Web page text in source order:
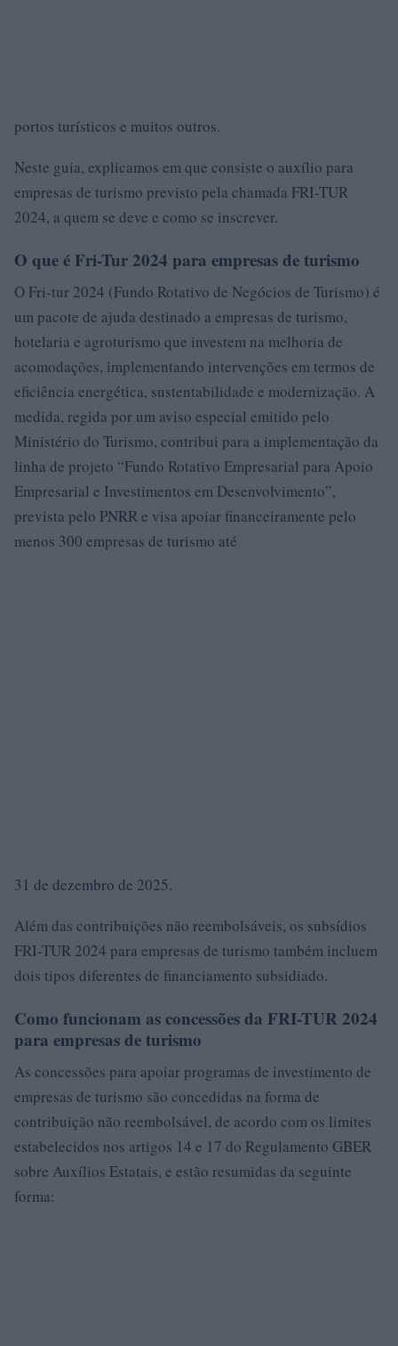
portos turísticos e muitos outros.
Neste guia, explicamos em que consiste o auxílio para
empresas de turismo previsto pela chamada FRI-TUR
2024, a quem se deve e como se inscrever.
O que é Fri-Tur 2024 para empresas de turismo
O Fri-tur 2024 (Fundo Rotativo de Negócios de Turismo) é
um pacote de ajuda destinado a empresas de turismo,
hotelaria e agroturismo que investem na melhoria de
acomodações, implementando intervenções em termos de
eficiência energética, sustentabilidade e modernização. A
medida, regida por um aviso especial emitido pelo
Ministério do Turismo, contribui para a implementação da
linha de projeto “Fundo Rotativo Empresarial para Apoio
Empresarial e Investimentos em Desenvolvimento”,
prevista pelo PNRR e visa apoiar financeiramente pelo
menos 300 empresas de turismo até
31 de dezembro de 2025.
Além das contribuições não reembolsáveis, os subsídios
FRI-TUR 2024 para empresas de turismo também incluem
dois tipos diferentes de financiamento subsidiado.
Como funcionam as concessões da FRI-TUR 2024
para empresas de turismo
As concessões para apoiar programas de investimento de
empresas de turismo são concedidas na forma de
contribuição não reembolsável, de acordo com os limites
estabelecidos nos artigos 14 e 17 do Regulamento GBER
sobre Auxílios Estatais, e estão resumidas da seguinte
forma: